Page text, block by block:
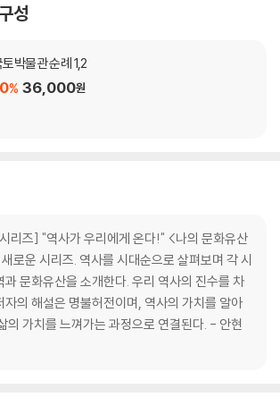
성
박물관 순례 1,2
% 36,000원
리즈] "역사가 우리에게 온다!" <나의 문화유산
로운 시리즈. 역사를 시대순으로 살펴보며 각 시
과 문화유산을 소개한다. 우리 역사의 진수를 차
자의 해설은 명불허전이며, 역사의 가치를 알아
의 가치를 느껴가는 과정으로 연결된다. - 안현